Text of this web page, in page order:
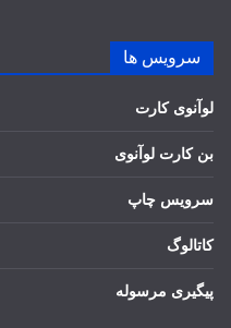
سرویس ها
لوآنوی کارت
بن کارت لوآنوی
سرویس چاپ
کاتالوگ
پیگیری مرسوله